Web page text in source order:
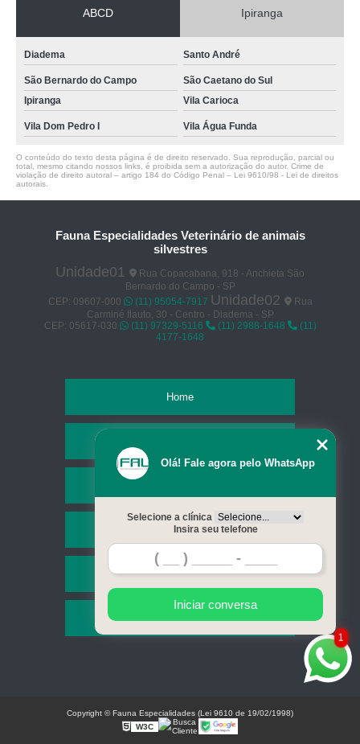
ABCD Ipiranga
Diadema Santo André
São Bernardo do Campo
São Caetano do Sul
Ipiranga
Vila Carioca
Vila Dom Pedro I Vila Água Funda
O conteúdo do texto desta página é de direito reservado. Sua reprodução, parcial ou
total, mesmo citando nossos links, é proibida sem a autorização do autor. Crime de
violação de direito autoral – artigo 184 do Código Penal – Lei 9610/98 - Lei de direitos
autorais
Fauna Especialidades Veterinário de animais
silvestres
Unidade01
Rua Copacabana, 918 - Anchieta São
Bernardo do Campo - SP
CEP: 09607-000
(11) 95054-7917 Unidade02
Rua
Carminé flauto, 30 - Centro - Diadema - SP
CEP: 05617-030
(11) 97329-5116 (11) 2988-1648
(11)
4177-1648
Home
Serviços
Contato
Mapa do site
1
Olá! Fale agora pelo WhatsApp
Selecione a clínica
Insira seu telefone
Iniciar conversa
Copyright © Fauna Especialidades (Lei 9610 de 19/02/1998)
W3C